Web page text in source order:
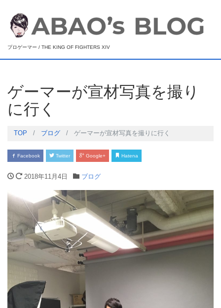
プロゲーマー / THE KING OF FIGHTERS XIV
ゲーマーが宣材写真を撮り
に行く
TOP ブログ ゲーマーが宣材写真を撮りに行く
Facebook Twitter Google+ Hatena
2018年11月4日 ブログ